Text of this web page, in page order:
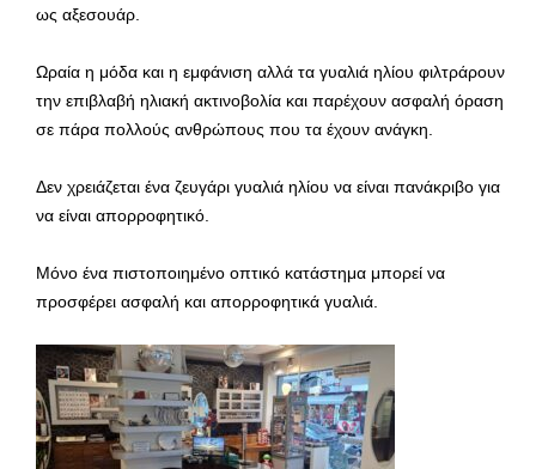
ως αξεσουάρ.
Ωραία η μόδα και η εμφάνιση αλλά τα γυαλιά ηλίου φιλτράρουν
την επιβλαβή ηλιακή ακτινοβολία και παρέχουν ασφαλή όραση
σε πάρα πολλούς ανθρώπους που τα έχουν ανάγκη.
Δεν χρειάζεται ένα ζευγάρι γυαλιά ηλίου να είναι πανάκριβο για
να είναι απορροφητικό.
Μόνο ένα πιστοποιημένο οπτικό κατάστημα μπορεί να
προσφέρει ασφαλή και απορροφητικά γυαλιά.